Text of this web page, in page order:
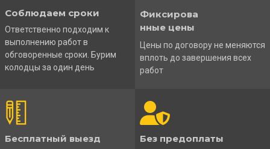
Соблюдаем сроки
Ответственно подходим к
выполнению работ в
обговоренные сроки. Бурим
колодцы за один день
Фиксирова
нные цены
Цены по договору не меняются
вплоть до завершения всех
работ
Бесплатный выезд Без предоплаты